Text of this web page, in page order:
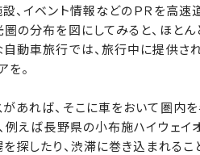
イベント情報などのＰＲを高速道
の分布を図にしてみると、ほと
動車旅行では、旅行中に提供
を。
あれば、そこに車をおいて圏内
例えば長野県の小布施ハイウェ
探したり、渋滞に巻き込まれる